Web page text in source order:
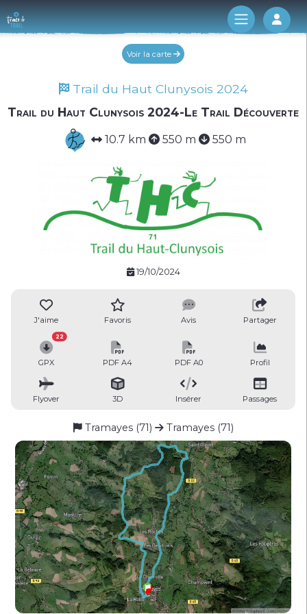
Log
Voir la carte
Trail du Haut Clunysois 2024
Trail du Haut Clunysois 2024-Le Trail Découverte
10.7 km 550 m 550 m
19/10/2024
J'aime Favoris Avis Partager
GPX
22
PDF A4 PDF A0 Profil
Flyover 3D Insérer Passages
Tramayes (71) Tramayes (71)